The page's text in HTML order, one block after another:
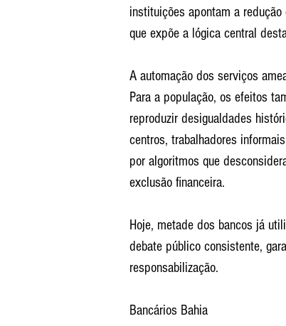
instituições apontam a
que expõe a lógica central
A automação dos serviços
Para a população, os efeitos
reproduzir desigualdades
centros, trabalhadores
por algoritmos que
exclusão financeira.
Hoje, metade dos bancos já
debate público consistente,
responsabilização.
Bancários Bahia